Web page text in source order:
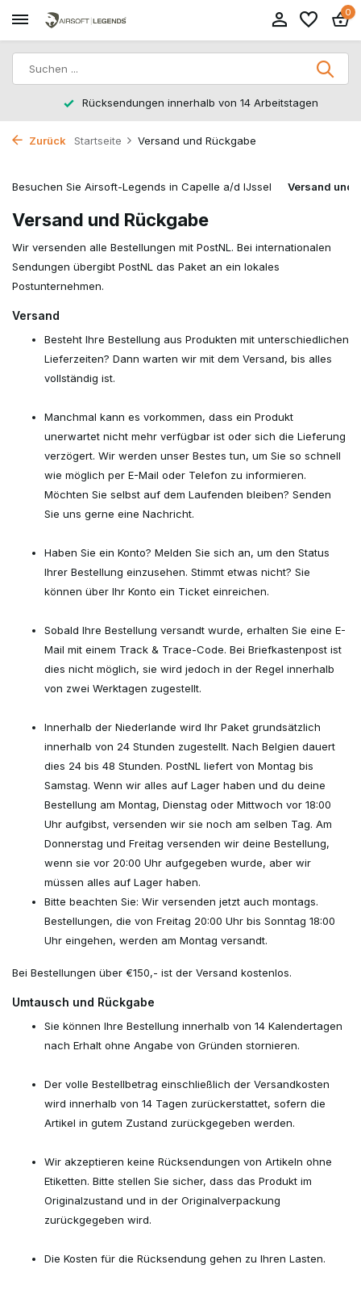
0
Rücksendungen innerhalb von 14 Arbeitstagen
Zurück Startseite Versand und Rückgabe
Besuchen Sie Airsoft-Legends in Capelle a/d IJssel Versand und
Versand und Rückgabe
Wir versenden alle Bestellungen mit PostNL. Bei internationalen
Sendungen übergibt PostNL das Paket an ein lokales
Postunternehmen.
Versand
Besteht Ihre Bestellung aus Produkten mit unterschiedlichen
Lieferzeiten? Dann warten wir mit dem Versand, bis alles
vollständig ist.
Manchmal kann es vorkommen, dass ein Produkt
unerwartet nicht mehr verfügbar ist oder sich die Lieferung
verzögert. Wir werden unser Bestes tun, um Sie so schnell
wie möglich per E-Mail oder Telefon zu informieren.
Möchten Sie selbst auf dem Laufenden bleiben? Senden
Sie uns gerne eine Nachricht.
Haben Sie ein Konto? Melden Sie sich an, um den Status
Ihrer Bestellung einzusehen. Stimmt etwas nicht? Sie
können über Ihr Konto ein Ticket einreichen.
Sobald Ihre Bestellung versandt wurde, erhalten Sie eine E-
Mail mit einem Track & Trace-Code. Bei Briefkastenpost ist
dies nicht möglich, sie wird jedoch in der Regel innerhalb
von zwei Werktagen zugestellt.
Innerhalb der Niederlande wird Ihr Paket grundsätzlich
innerhalb von 24 Stunden zugestellt. Nach Belgien dauert
dies 24 bis 48 Stunden. PostNL liefert von Montag bis
Samstag. Wenn wir alles auf Lager haben und du deine
Bestellung am Montag, Dienstag oder Mittwoch vor 18:00
Uhr aufgibst, versenden wir sie noch am selben Tag. Am
Donnerstag und Freitag versenden wir deine Bestellung,
wenn sie vor 20:00 Uhr aufgegeben wurde, aber wir
müssen alles auf Lager haben.
Bitte beachten Sie: Wir versenden jetzt auch montags.
Bestellungen, die von Freitag 20:00 Uhr bis Sonntag 18:00
Uhr eingehen, werden am Montag versandt.
Bei Bestellungen über €150,- ist der Versand kostenlos.
Umtausch und Rückgabe
Sie können Ihre Bestellung innerhalb von 14 Kalendertagen
nach Erhalt ohne Angabe von Gründen stornieren.
Der volle Bestellbetrag einschließlich der Versandkosten
wird innerhalb von 14 Tagen zurückerstattet, sofern die
Artikel in gutem Zustand zurückgegeben werden.
Wir akzeptieren keine Rücksendungen von Artikeln ohne
Etiketten. Bitte stellen Sie sicher, dass das Produkt im
Originalzustand und in der Originalverpackung
zurückgegeben wird.
Die Kosten für die Rücksendung gehen zu Ihren Lasten.